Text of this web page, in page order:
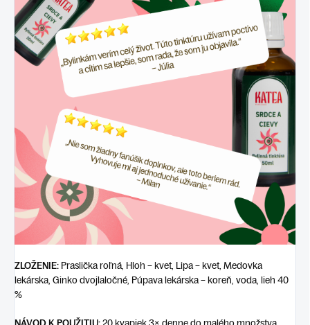
ZLOŽENIE: Praslička roľná, Hloh – kvet, Lipa – kvet, Medovka
lekárska, Ginko dvojlaločné, Púpava lekárska – koreň, voda, lieh 40
%